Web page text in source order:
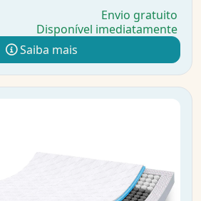
Envio gratuito
Disponível imediatamente
Saiba mais